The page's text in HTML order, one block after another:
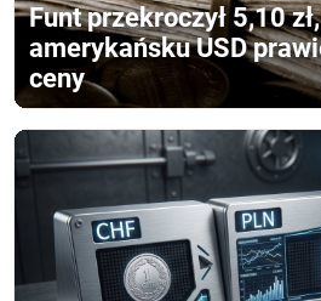
Funt przekroczył 5,10
amerykańsku USD
ceny